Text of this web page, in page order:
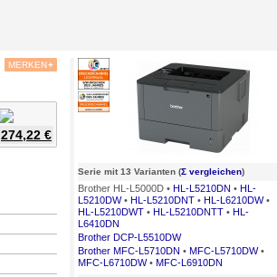
MERKEN+
274,22 €
Serie mit 13 Varianten (Σ vergleichen)
Brother HL-L5000D • HL-L5210DN • HL-
L5210DW• HL-L5210DNT • HL-L6210DW•
HL-L5210DWT • HL-L5210DNTT • HL-
L6410DN
Brother DCP-L5510DW
Brother MFC-L5710DN • MFC-L5710DW•
MFC-L6710DW• MFC-L6910DN